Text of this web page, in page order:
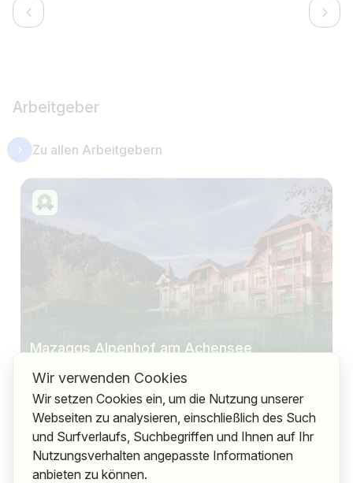
Arbeitgeber
Zu allen Arbeitgebern
Mazaggs Alpenhof am Achensee
Ausgeschriebene Jobs
Österreich,Tirol
Wir verwenden Cookies
Wir setzen Cookies ein, um die Nutzung unserer
Webseiten zu analysieren, einschließlich des Such
und Surfverlaufs, Suchbegriffen und Ihnen auf Ihr
Nutzungsverhalten angepasste Informationen
anbieten zu können.